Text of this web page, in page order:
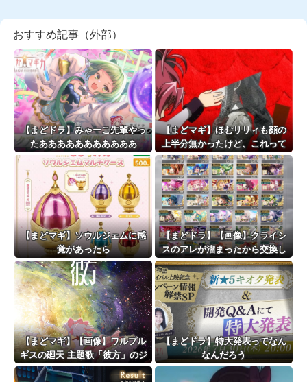
おすすめ記事（外部）
【まどドラ】みゃーこ先輩やっ
たあああああああああああ
【まどマギ】ほむリリィも顔の
上半分無かったけど、これって
何かの伏線だったりするのか
な…
【まどマギ】ソウルジェムに感
覚があったら
【まどドラ】【画像】クライシ
スのアレが溜まったから交換し
ようと思うけど
【まどマギ】【画像】ワルプル
ギスの廻天 主題歌「彼方」のジ
ャケット
【まどドラ】特大発表ってなん
なんだろう